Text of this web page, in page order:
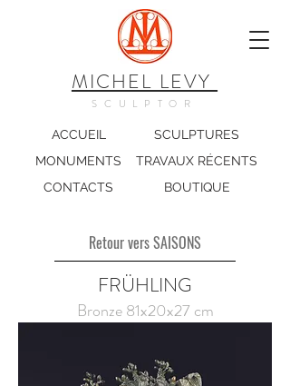
MICHEL LEVY
SCULPTOR
ACCUEIL
SCULPTURES
MONUMENTS
TRAVAUX RÉCENTS
CONTACTS
BOUTIQUE
Retour vers SAISONS
FRÜHLING
Bronze 81x20x27 cm